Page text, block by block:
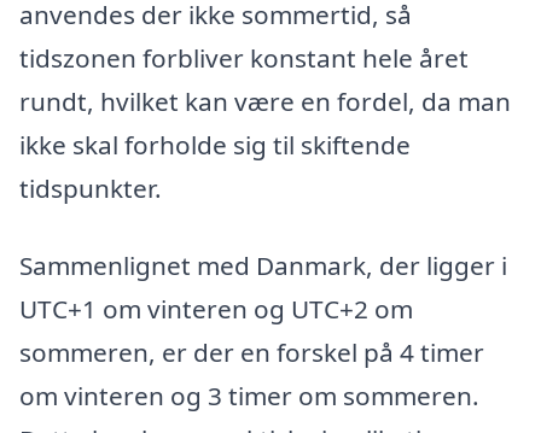
anvendes der ikke sommertid, så
tidszonen forbliver konstant hele året
rundt, hvilket kan være en fordel, da man
ikke skal forholde sig til skiftende
tidspunkter.
Sammenlignet med Danmark, der ligger i
UTC+1 om vinteren og UTC+2 om
sommeren, er der en forskel på 4 timer
om vinteren og 3 timer om sommeren.